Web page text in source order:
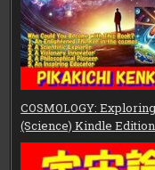
COSMOLOGY:
(Science) Kindle Edition